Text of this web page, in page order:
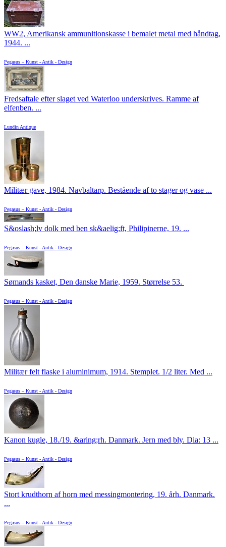
WW2, Amerikansk ammunitionskasse i bemalet metal med håndtag,
1944. ...
Pegasus – Kunst - Antik - Design
Fredsaftale efter slaget ved Waterloo underskrives. Ramme af
elfenben. ...
Lundin Antique
Militær gave, 1984. Navbaltarp. Bestående af to stager og vase ...
Pegasus – Kunst - Antik - Design
S&oslash;lv dolk med ben sk&aelig;ft, Philipinerne, 19. ...
Pegasus – Kunst - Antik - Design
Sømands kasket, Den danske Marie, 1959. Størrelse 53.
Pegasus – Kunst - Antik - Design
Militær felt flaske i aluminimum, 1914. Stemplet. 1/2 liter. Med ...
Pegasus – Kunst - Antik - Design
Kanon kugle, 18./19. &aring;rh. Danmark. Jern med bly. Dia: 13 ...
Pegasus – Kunst - Antik - Design
Stort krudthorn af horn med messingmontering, 19. årh. Danmark.
...
Pegasus – Kunst - Antik - Design